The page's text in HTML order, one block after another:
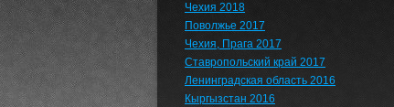
Чехия 2018
Поволжье 2017
Чехия, Прага 2017
Ставропольский край 2017
Ленинградская область 2016
Кыргызстан 2016